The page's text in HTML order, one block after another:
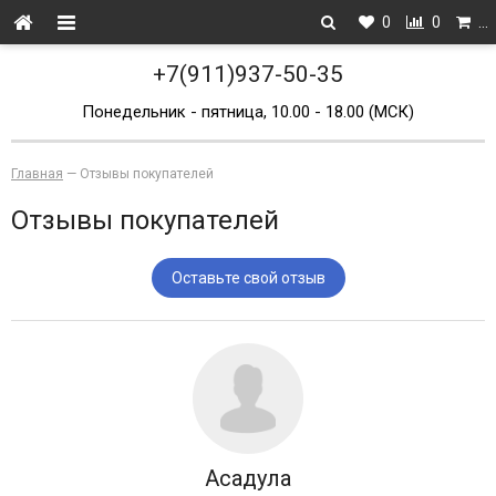
0 0
+7(911)937-50-35
Понедельник - пятница, 10.00 - 18.00 (МСК)
Главная — Отзывы покупателей
Отзывы покупателей
Оставьте свой отзыв
Асадула